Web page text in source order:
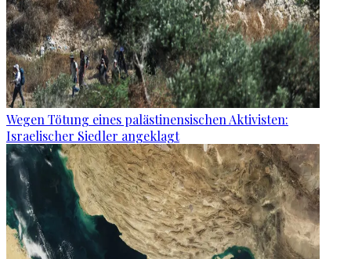
Wegen Tötung eines palästinensischen Aktivisten:
Israelischer Siedler angeklagt